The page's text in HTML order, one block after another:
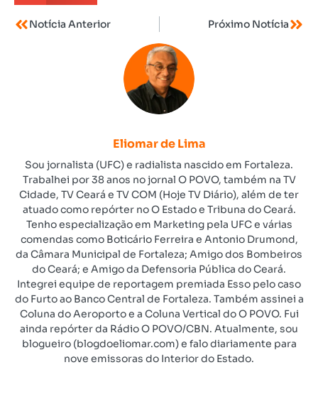
Notícia Anterior Próximo Notícia
Eliomar de Lima
Sou jornalista (UFC) e radialista nascido em Fortaleza.
Trabalhei por 38 anos no jornal O POVO, também na TV
Cidade, TV Ceará e TV COM (Hoje TV Diário), além de ter
atuado como repórter no O Estado e Tribuna do Ceará.
Tenho especialização em Marketing pela UFC e várias
comendas como Boticário Ferreira e Antonio Drumond,
da Câmara Municipal de Fortaleza; Amigo dos Bombeiros
do Ceará; e Amigo da Defensoria Pública do Ceará.
Integrei equipe de reportagem premiada Esso pelo caso
do Furto ao Banco Central de Fortaleza. Também assinei a
Coluna do Aeroporto e a Coluna Vertical do O POVO. Fui
ainda repórter da Rádio O POVO/CBN. Atualmente, sou
blogueiro (blogdoeliomar.com) e falo diariamente para
nove emissoras do Interior do Estado.